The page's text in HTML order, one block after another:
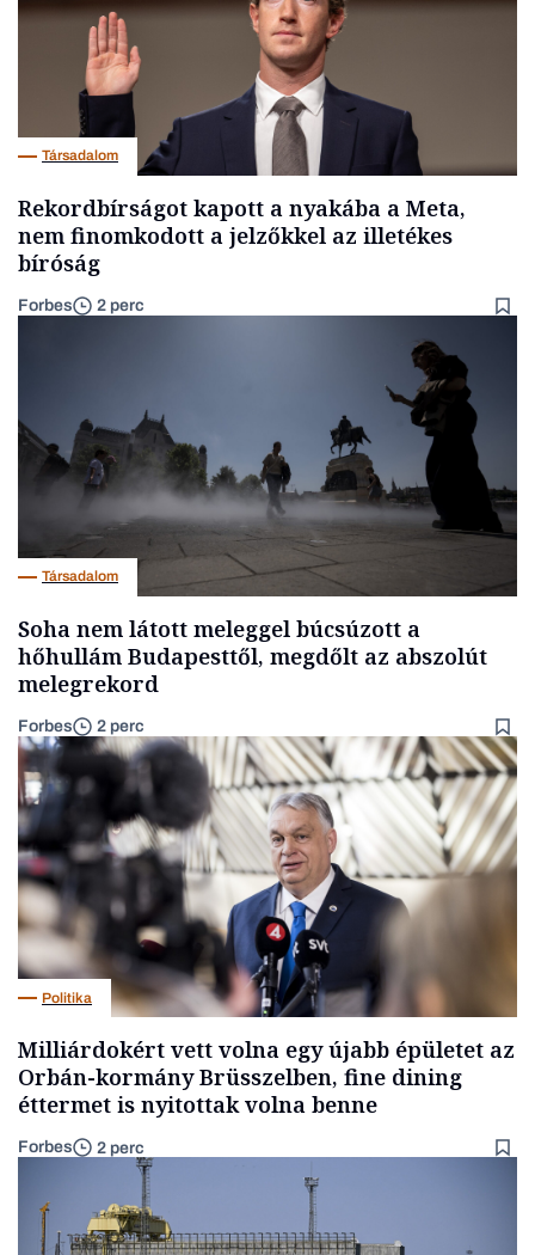
Társadalom
Rekordbírságot kapott a nyakába a Meta,
nem finomkodott a jelzőkkel az illetékes
bíróság
Forbes 2 perc
Társadalom
Soha nem látott meleggel búcsúzott a
hőhullám Budapesttől, megdőlt az abszolút
melegrekord
Forbes 2 perc
Politika
Milliárdokért vett volna egy újabb épületet az
Orbán-kormány Brüsszelben, fine dining
éttermet is nyitottak volna benne
Forbes 2 perc